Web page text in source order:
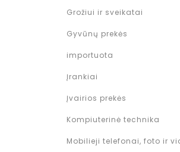
Grožiui ir sveikatai
Gyvūnų prekės
importuota
Įrankiai
Įvairios prekės
Kompiuterinė technika
Mobilieji telefonai, foto ir